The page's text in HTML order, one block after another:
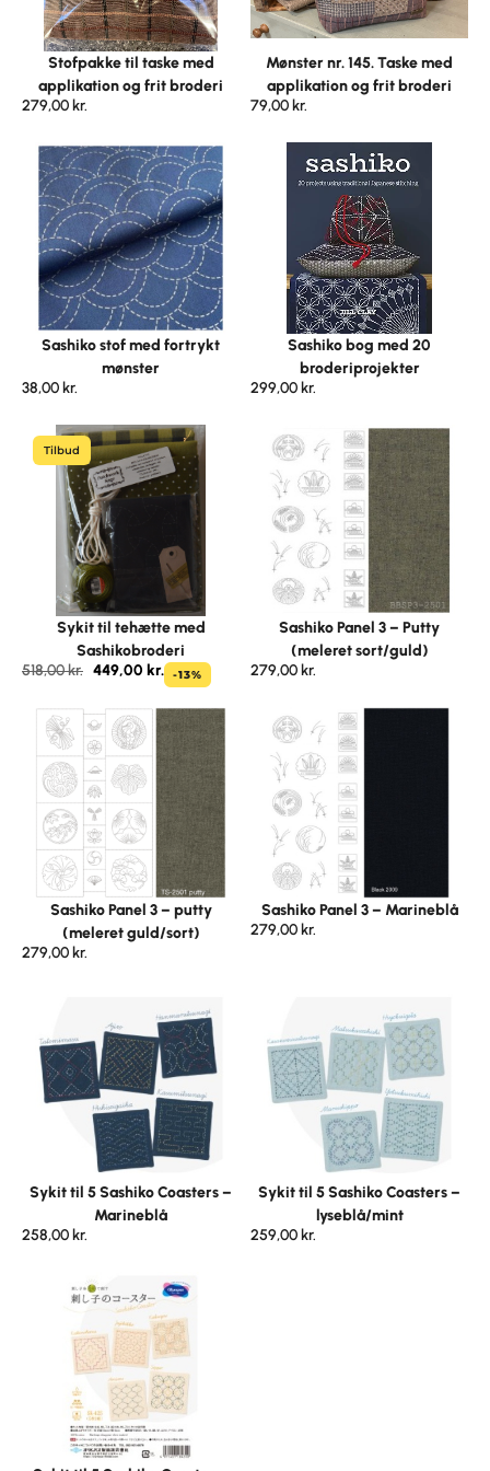
Stofpakke til taske med
applikation og frit broderi
279,00 kr.
Mønster nr. 145. Taske med
applikation og frit broderi
79,00 kr.
Sashiko stof med fortrykt
mønster
38,00 kr.
Sashiko bog med 20
broderiprojekter
299,00 kr.
Tilbud
Sykit til tehætte med
Sashikobroderi
518,00kr. 449,00 kr. -13%
Sashiko Panel 3 – Putty
(meleret sort/guld)
279,00 kr.
Sashiko Panel 3 – putty
(meleret guld/sort)
279,00 kr.
Sashiko Panel 3 – Marineblå
279,00 kr.
Sykit til 5 Sashiko Coasters –
Marineblå
258,00 kr.
Sykit til 5 Sashiko Coasters –
lyseblå/mint
259,00 kr.